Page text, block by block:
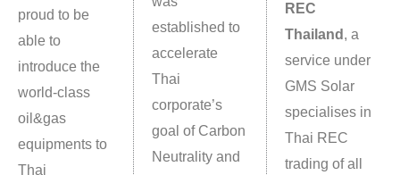
proud to be
able to
introduce the
world-class
oil&gas
equipments to
Thai
established to
accelerate
Thai
corporate’s
goal of Carbon
Neutrality and
REC
Thailand , a
service under
GMS Solar
specialises in
Thai REC
trading of all